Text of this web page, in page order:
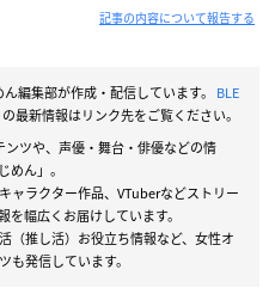
記事の内容について報告する
編集部が作成・配信しています。 BLE
の最新情報はリンク先をご覧ください。
ツや、声優・舞台・俳優などの情
ん」。
ャラクター作品、VTuberなどストリー
幅広くお届けしています。
（推し活）お役立ち情報など、女性オ
も発信しています。